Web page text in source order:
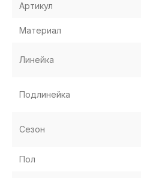
Артикул
Материал
Линейка
Подлинейка
Сезон
Пол